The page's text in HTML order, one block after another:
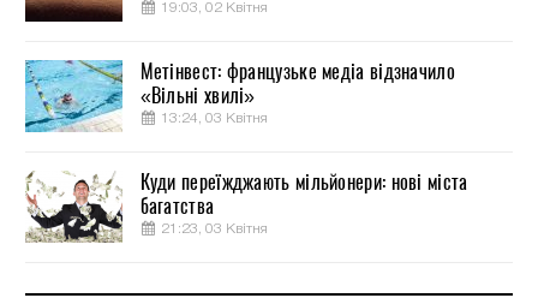
19:03, 02 Квітня
Метінвест: французьке медіа відзначило
«Вільні хвилі»
13:24, 03 Квітня
Куди переїжджають мільйонери: нові міста
багатства
21:23, 03 Квітня